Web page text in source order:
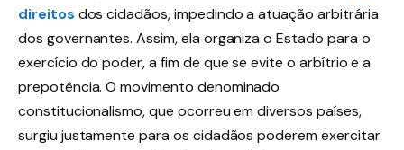
direitos dos cidadãos, impedindo a atuação arbitrária
dos governantes. Assim, ela organiza o Estado para o
exercício do poder, a fim de que se evite o arbítrio e a
prepotência. O movimento denominado
constitucionalismo, que ocorreu em diversos países,
surgiu justamente para os cidadãos poderem exercitar